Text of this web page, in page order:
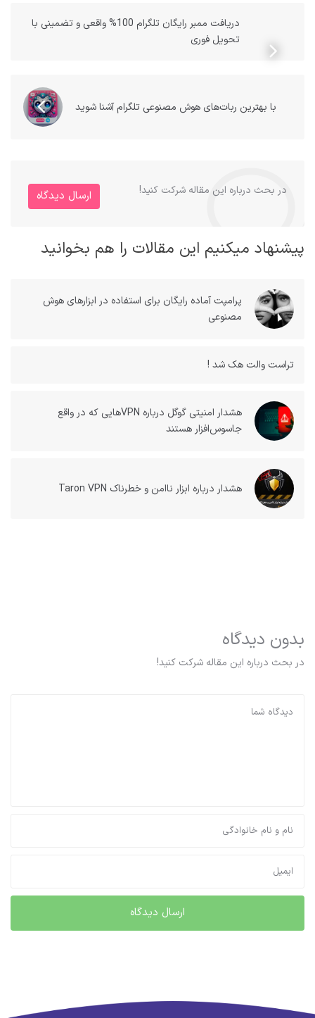
دریافت ممبر رایگان تلگرام 100% واقعی و تضمینی با
تحویل فوری
با بهترین ربات‌های هوش مصنوعی تلگرام آشنا شوید
در بحث درباره این مقاله شرکت کنید! ارسال دیدگاه
پیشنهاد میکنیم این مقالات را هم بخوانید
پرامپت آماده رایگان برای استفاده در ابزارهای هوش
مصنوعی
تراست والت هک شد !
هشدار امنیتی گوگل درباره VPNهایی که در واقع
جاسوس‌افزار هستند
هشدار درباره ابزار ناامن و خطرناک Taron VPN
بدون دیدگاه
در بحث درباره این مقاله شرکت کنید!